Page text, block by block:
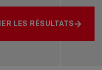
LES RÉSULTATS